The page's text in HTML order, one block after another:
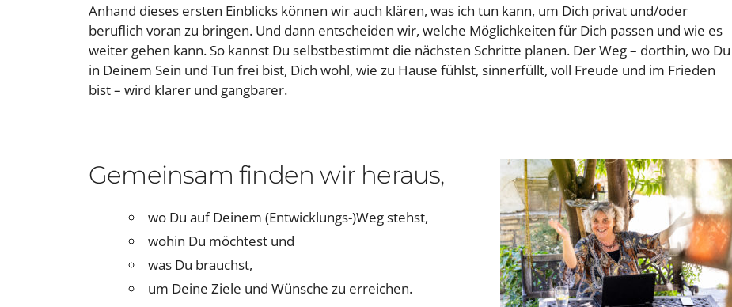
Anhand dieses ersten Einblicks können wir auch klären, was ich tun kann, um Dich privat und/oder
beruflich voran zu bringen. Und dann entscheiden wir, welche Möglichkeiten für Dich passen und wie es
weiter gehen kann. So kannst Du selbstbestimmt die nächsten Schritte planen. Der Weg – dorthin, wo Du
in Deinem Sein und Tun frei bist, Dich wohl, wie zu Hause fühlst, sinnerfüllt, voll Freude und im Frieden
bist – wird klarer und gangbarer.
Gemeinsam finden wir heraus,
wo Du auf Deinem (Entwicklungs-)Weg stehst,
wohin Du möchtest und
was Du brauchst,
um Deine Ziele und Wünsche zu erreichen.